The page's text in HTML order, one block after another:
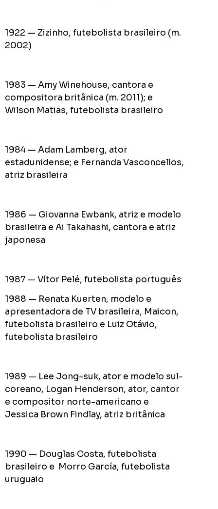
1922 — Zizinho, futebolista brasileiro (m.
2002)
1983 — Amy Winehouse, cantora e
compositora britânica (m. 2011); e
Wilson Matias, futebolista brasileiro
1984 — Adam Lamberg, ator
estadunidense; e Fernanda Vasconcellos,
atriz brasileira
1986 — Giovanna Ewbank, atriz e modelo
brasileira e Ai Takahashi, cantora e atriz
japonesa
1987 — Vítor Pelé, futebolista português
1988 — Renata Kuerten, modelo e
apresentadora de TV brasileira, Maicon,
futebolista brasileiro e Luiz Otávio,
futebolista brasileiro
1989 — Lee Jong-suk, ator e modelo sul-
coreano, Logan Henderson, ator, cantor
e compositor norte-americano e
Jessica Brown Findlay, atriz britânica
1990 — Douglas Costa, futebolista
brasileiro e Morro García, futebolista
uruguaio